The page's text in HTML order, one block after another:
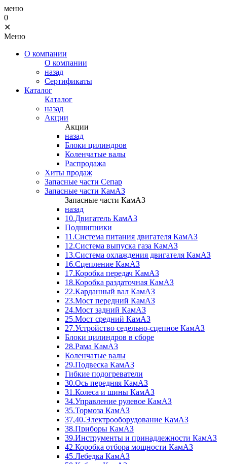
меню
0
✕
Меню
О компании
О компании
назад
Сертификаты
Каталог
Каталог
назад
Акции
Акции
назад
Блоки цилиндров
Коленчатые валы
Распродажа
Хиты продаж
Запасные части Сепар
Запасные части КамАЗ
Запасные части КамАЗ
назад
10.Двигатель КамАЗ
Подшипники
11.Система питания двигателя КамАЗ
12.Система выпуска газа КамАЗ
13.Система охлаждения двигателя КамАЗ
16.Сцепление КамАЗ
17.Коробка передач КамАЗ
18.Коробка раздаточная КамАЗ
22.Карданный вал КамАЗ
23.Мост передний КамАЗ
24.Мост задний КамАЗ
25.Мост средний КамАЗ
27.Устройство седельно-сцепное КамАЗ
Блоки цилиндров в сборе
28.Рама КамАЗ
Коленчатые валы
29.Подвеска КамАЗ
Гибкие подогреватели
30.Ось передняя КамАЗ
31.Колеса и шины КамАЗ
34.Управление рулевое КамАЗ
35.Тормоза КамАЗ
37,40.Электрооборудование КамАЗ
38.Приборы КамАЗ
39.Инструменты и принадлежности КамАЗ
42.Коробка отбора мощности КамАЗ
45.Лебедка КамАЗ